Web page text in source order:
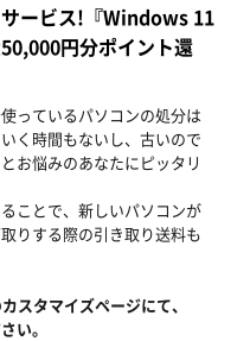
ービス!『Windows 11
円分ポイント還
っているパソコンの処分は
く時間もないし、古いので
お悩みのあなたにピッタリ
ことで、新しいパソコンが
りする際の引き取り送料も
スタマイズページにて、
い。